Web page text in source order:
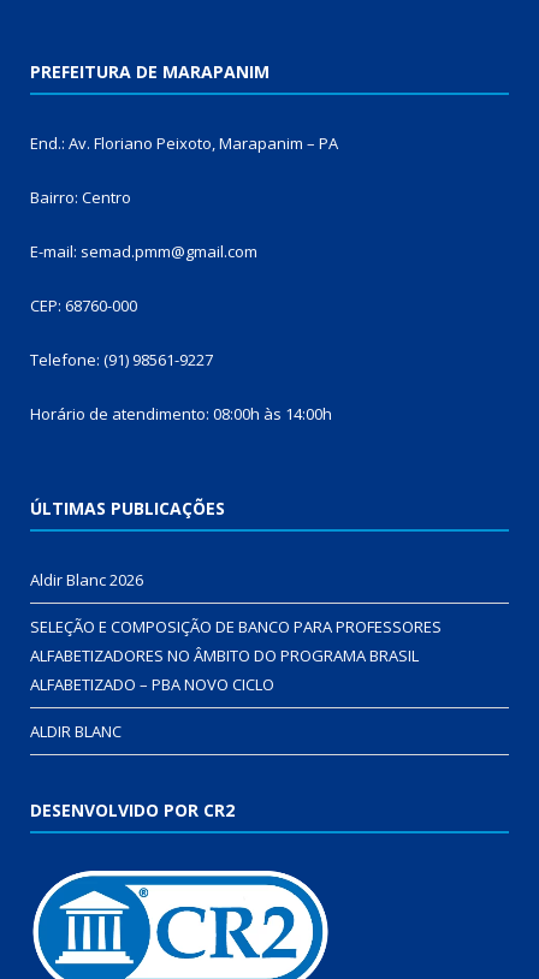
PREFEITURA DE MARAPANIM
End.: Av. Floriano Peixoto, Marapanim – PA
Bairro: Centro
E-mail: semad.pmm@gmail.com
CEP: 68760-000
Telefone: (91) 98561-9227
Horário de atendimento: 08:00h às 14:00h
ÚLTIMAS PUBLICAÇÕES
Aldir Blanc 2026
SELEÇÃO E COMPOSIÇÃO DE BANCO PARA PROFESSORES
ALFABETIZADORES NO ÂMBITO DO PROGRAMA BRASIL
ALFABETIZADO – PBA NOVO CICLO
ALDIR BLANC
DESENVOLVIDO POR CR2